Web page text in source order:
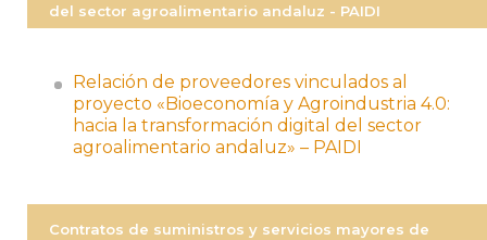
del sector agroalimentario andaluz - PAIDI
Relación de proveedores vinculados al
proyecto «Bioeconomía y Agroindustria 4.0:
hacia la transformación digital del sector
agroalimentario andaluz» – PAIDI
Contratos de suministros y servicios mayores de